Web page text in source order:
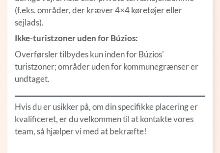
(f.eks. områder, der kræver 4×4 køretøjer eller
sejlads).
Ikke-turistzoner uden for Búzios:
Overførsler tilbydes kun inden for Búzios'
turistzoner; områder uden for kommunegrænser er
undtaget.
Hvis du er usikker på, om din specifikke placering er
kvalificeret, er du velkommen til at kontakte vores
team, så hjælper vi med at bekræfte!